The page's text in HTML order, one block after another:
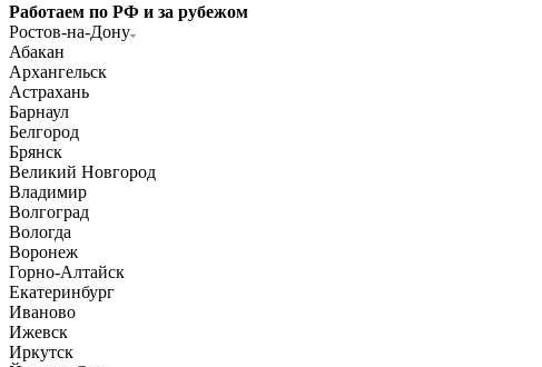
Работаем по РФ и за рубежом
Ростов-на-Дону
Абакан
Архангельск
Астрахань
Барнаул
Белгород
Брянск
Великий Новгород
Владимир
Волгоград
Вологда
Воронеж
Горно-Алтайск
Екатеринбург
Иваново
Ижевск
Иркутск